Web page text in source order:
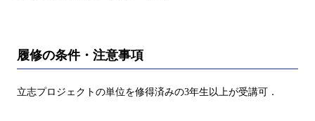
履修の条件・注意事項
立志プロジェクトの単位を修得済みの3年生以上が受講可．